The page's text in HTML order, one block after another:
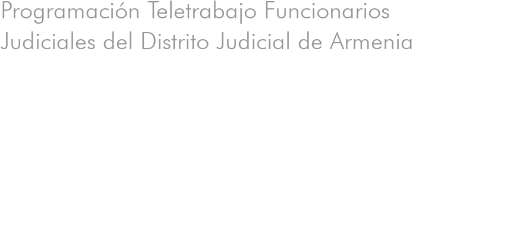
Programación Teletrabajo Funcionarios
Judiciales del Distrito Judicial de Armenia